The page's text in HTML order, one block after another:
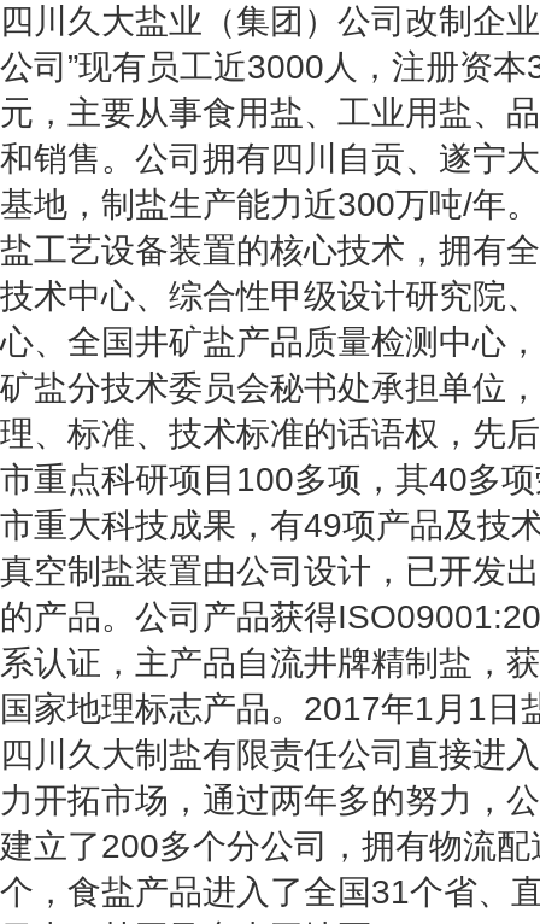
四川久大盐业（集团）公司改制企
公司”现有员工近3000人，注册资
元，主要从事食用盐、工业用盐、
和销售。公司拥有四川自贡、遂宁
基地，制盐生产能力近300万吨/年
盐工艺设备装置的核心技术，拥有
技术中心、综合性甲级设计研究院
心、全国井矿盐产品质量检测中心
矿盐分技术委员会秘书处承担单位
理、标准、技术标准的话语权，先
市重点科研项目100多项，其40多
市重大科技成果，有49项产品及技
真空制盐装置由公司设计，已开发
的产品。公司产品获得
系认证，主产品自流井牌精制盐，
国家地理标志产品。2017年1月1日
四川久大制盐有限责任公司直接进
力开拓市场，通过两年多的努力，
建立了200多个分公司，拥有物流
个，食盐产品进入了全国31个省、